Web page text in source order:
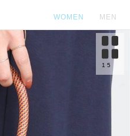
WOMEN MEN
1 5